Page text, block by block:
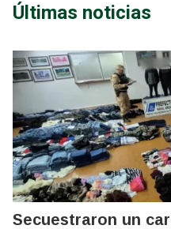
Últimas noticias
Secuestraron un